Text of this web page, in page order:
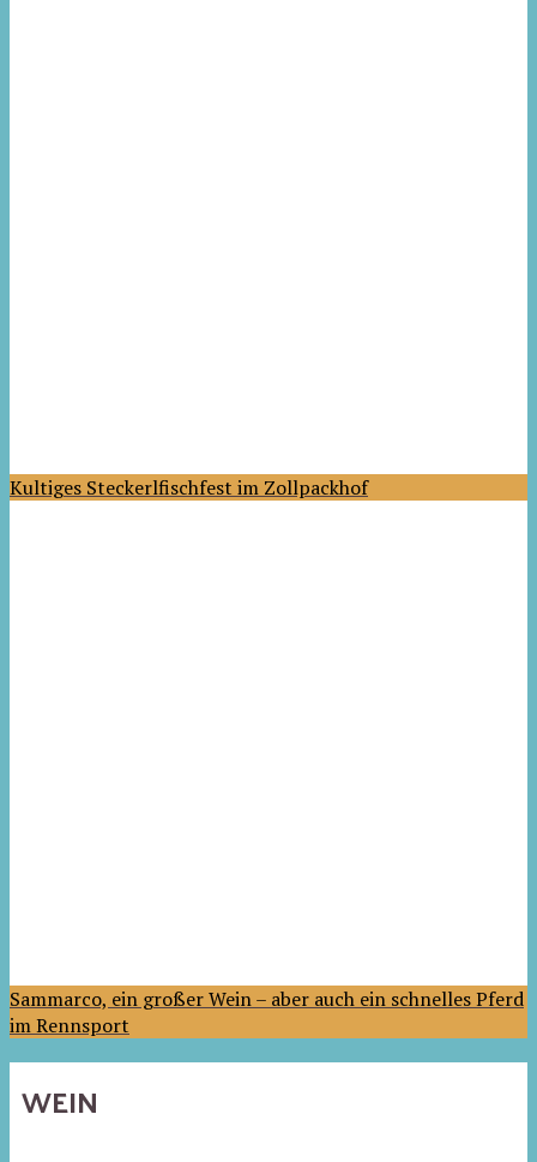
Kultiges Steckerlfischfest im Zollpackhof
Sammarco, ein großer Wein – aber auch ein schnelles Pferd
im Rennsport
WEIN